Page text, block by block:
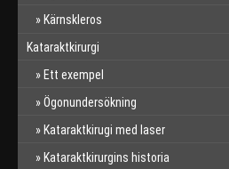
Kärnskleros
Kataraktkirurgi
Ett exempel
Ögonundersökning
Kataraktkirugi med laser
Kataraktkirurgins historia